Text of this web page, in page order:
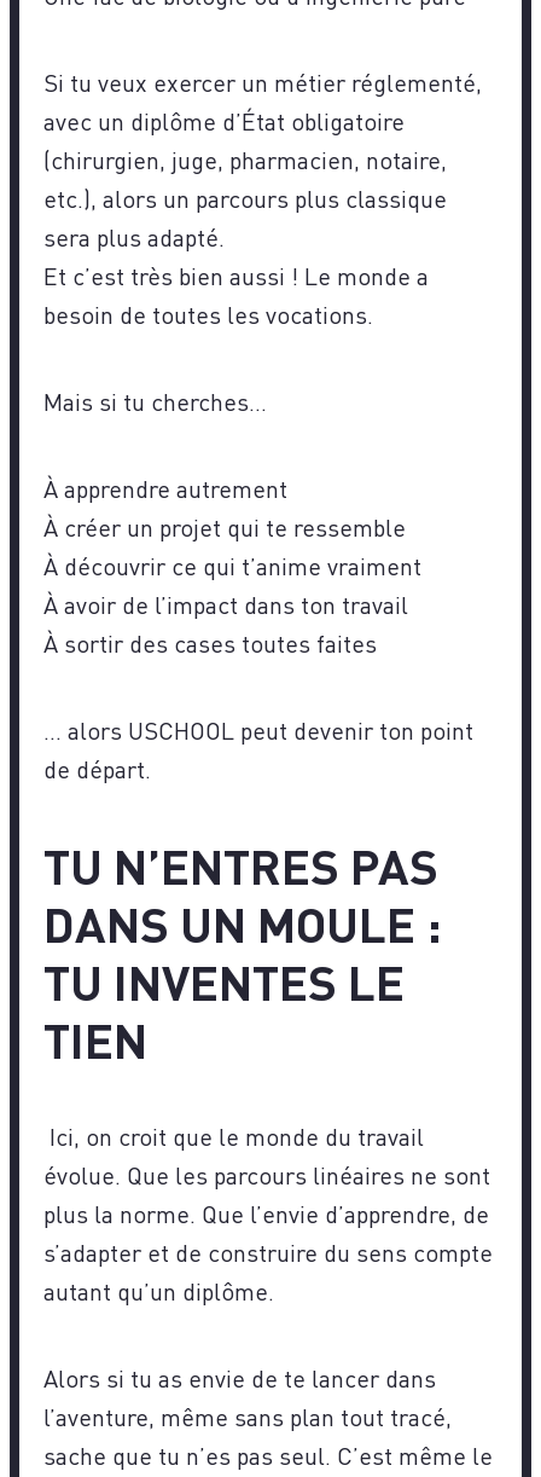
Si tu veux exercer un métier réglementé,
avec un diplôme d’État obligatoire
(chirurgien, juge, pharmacien, notaire,
etc.), alors un parcours plus classique
sera plus adapté.
Et c’est très bien aussi ! Le monde a
besoin de toutes les vocations.
Mais si tu cherches…
À apprendre autrement
À créer un projet qui te ressemble
À découvrir ce qui t’anime vraiment
À avoir de l’impact dans ton travail
À sortir des cases toutes faites
… alors USCHOOL peut devenir ton point
de départ.
TU N’ENTRES PAS
DANS UN MOULE :
TU INVENTES LE
TIEN
Ici, on croit que le monde du travail
évolue. Que les parcours linéaires ne sont
plus la norme. Que l’envie d’apprendre, de
s’adapter et de construire du sens compte
autant qu’un diplôme.
Alors si tu as envie de te lancer dans
l’aventure, même sans plan tout tracé,
sache que tu n’es pas seul. C’est même le